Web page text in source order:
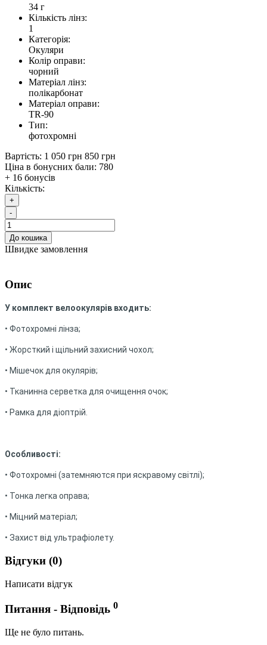
34 г
Кількість лінз:
1
Категорія:
Окуляри
Колір оправи:
чорний
Матеріал лінз:
полікарбонат
Матеріал оправи:
TR-90
Тип:
фотохромні
Вартість: 1 050 грн 850 грн
Ціна в бонусних бали: 780
+ 16 бонусів
Кількість:
+
-
До кошика
Швидке замовлення
Опис
У комплект велоокулярів входить:
• Фотохромні лінза;
• Жорсткий і щільний захисний чохол;
• Мішечок для окулярів;
• Тканинна серветка для очищення очок;
• Рамка для діоптрій.
Особливості:
• Фотохромні (затемняются при яскравому світлі);
• Тонка легка оправа;
• Міцний матеріал;
• Захист від ультрафіолету.
Відгуки (0)
Написати відгук
Питання - Відповідь 0
Ще не було питань.